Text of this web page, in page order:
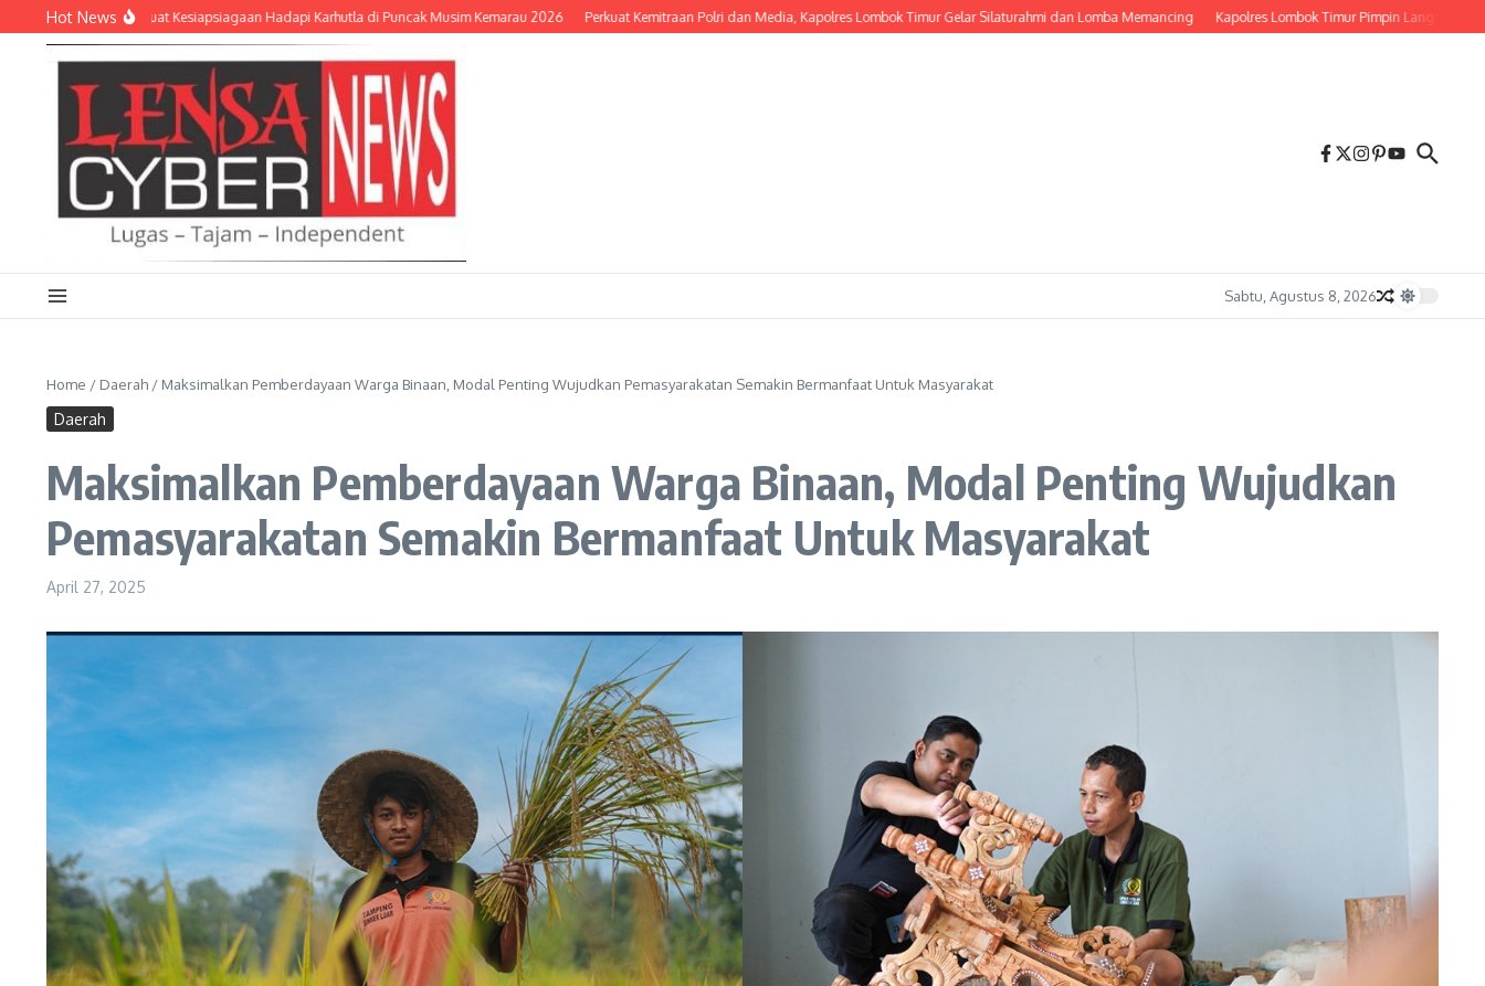
Lewati ke konten
Hot News
Kubar Perkuat Kesiapsiagaan Hadapi Karhutla di Puncak Musim Kemarau 2026 Perkuat Kemitraan Polri dan Media, Kapolres Lombok Timur Gelar Silaturahmi dan Lomba Memancing Kapolres Lombok Timur Pimpin Langsung
Sabtu, Agustus 8, 2026
Home / Daerah / Maksimalkan Pemberdayaan Warga Binaan, Modal Penting Wujudkan Pemasyarakatan Semakin Bermanfaat Untuk Masyarakat
Daerah
Maksimalkan Pemberdayaan Warga Binaan, Modal Penting Wujudkan
Pemasyarakatan Semakin Bermanfaat Untuk Masyarakat
April 27, 2025